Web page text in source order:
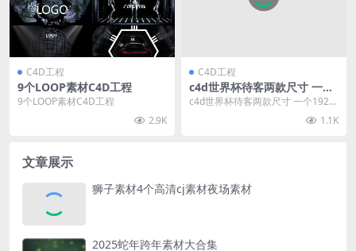
C4D工程
9个LOOP素材C4D工程
9个LOOP素材C4D工程
2.9K
C4D工程
c4d世界杯待客两款尺寸 一个
1920×1080 另一个长屏通用
c4d世界杯待客两款尺寸 一个1920
1.1K
文章展示
狮子素材4个高清cj素材夜场素材
2025蛇年跨年素材大合集